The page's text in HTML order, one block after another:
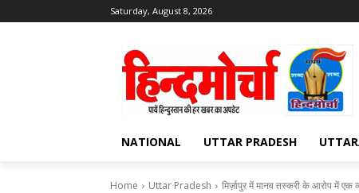
Saturday, August 8, 2026
NATIONAL UTTAR PRADESH
Home Uttar Pradesh मिर्ज़ापुर में मानव तस्करी के आरोप में एक